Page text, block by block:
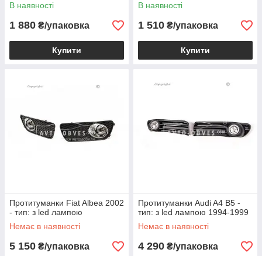
В наявності
1 880 ₴/упаковка
Купити
В наявності
1 510 ₴/упаковка
Купити
Протитуманки Fiat Albea 2002
- тип: з led лампою
Немає в наявності
5 150 ₴/упаковка
Протитуманки Audi A4 B5 -
тип: з led лампою 1994-1999
Немає в наявності
4 290 ₴/упаковка